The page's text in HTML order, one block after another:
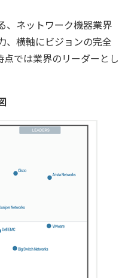
、ネットワーク機器業界
、横軸にビジョンの完全
では業界のリーダーとし